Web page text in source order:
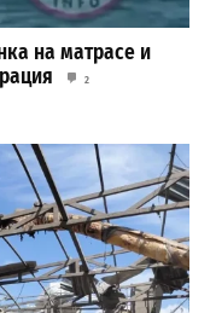
на матрасе и
2